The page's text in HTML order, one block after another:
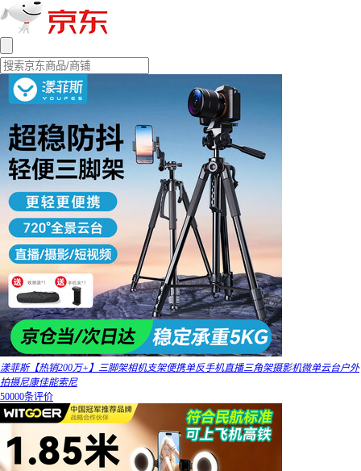
漾菲斯【热销200万+】三脚架相机支架便携单反手机直播三角架摄影机微单云台户外
拍摄尼康佳能索尼
50000条评价